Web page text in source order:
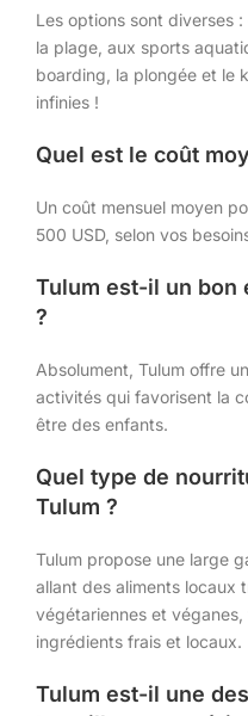
Les options sont diverses
la plage, aux sports
boarding, la plongée et le
infinies !
Quel est le coût
Un coût mensuel moyen
500 USD, selon vos
Tulum est-il un bon
?
Absolument, Tulum offre
activités qui favorisent la
être des enfants.
Quel type de
Tulum ?
Tulum propose une large
allant des aliments locaux
végétariennes et
ingrédients frais et locaux.
Tulum est-il une